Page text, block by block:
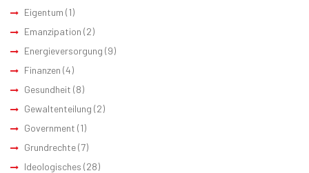
Eigentum (1)
Emanzipation (2)
Energieversorgung (9)
Finanzen (4)
Gesundheit (8)
Gewaltenteilung (2)
Government (1)
Grundrechte(7)
Ideologisches (28)